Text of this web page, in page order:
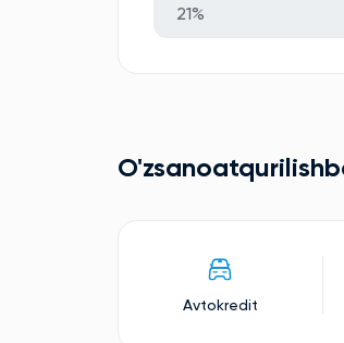
21%
Avtokredit